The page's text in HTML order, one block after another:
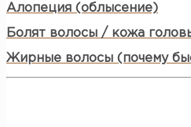
Алопеция (облысение)
Болят волосы / кожа
Жирные волосы (почему